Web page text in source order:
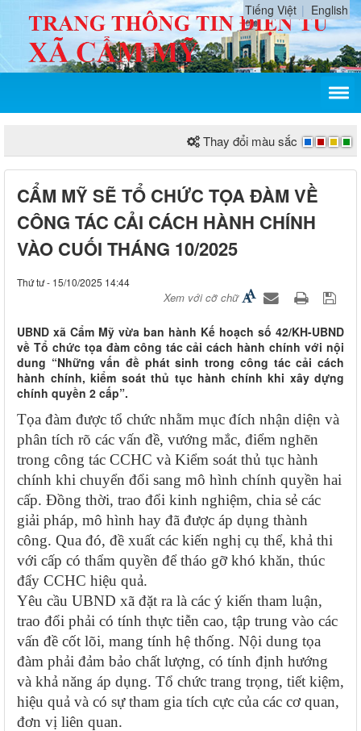
Tiếng Việt English
Thay đổi màu sắc
CẨM MỸ SẼ TỔ CHỨC TỌA ĐÀM VỀ
CÔNG TÁC CẢI CÁCH HÀNH CHÍNH
VÀO CUỐI THÁNG 10/2025
Thứ tư - 15/10/2025 14:44
Xem với cỡ chữ
UBND xã Cẩm Mỹ vừa ban hành Kế hoạch số 42/KH-UBND
về Tổ chức tọa đàm công tác cải cách hành chính với nội
dung “Những vấn đề phát sinh trong công tác cải cách
hành chính, kiểm soát thủ tục hành chính khi xây dựng
chính quyền 2 cấp”.
Tọa đàm được tổ chức nhằm mục đích nhận diện và
phân tích rõ các vấn đề, vướng mắc, điểm nghẽn
trong công tác CCHC và Kiểm soát thủ tục hành
chính khi chuyển đổi sang mô hình chính quyền hai
cấp. Đồng thời, trao đổi kinh nghiệm, chia sẻ các
giải pháp, mô hình hay đã được áp dụng thành
công. Qua đó, đề xuất các kiến nghị cụ thể, khả thi
với cấp có thẩm quyền để tháo gỡ khó khăn, thúc
đẩy CCHC hiệu quả.
Yêu cầu UBND xã đặt ra là các ý kiến tham luận,
trao đổi phải có tính thực tiễn cao, tập trung vào các
vấn đề cốt lõi, mang tính hệ thống. Nội dung tọa
đàm phải đảm bảo chất lượng, có tính định hướng
và khả năng áp dụng. Tổ chức trang trọng, tiết kiệm,
hiệu quả và có sự tham gia tích cực của các cơ quan,
đơn vị liên quan.